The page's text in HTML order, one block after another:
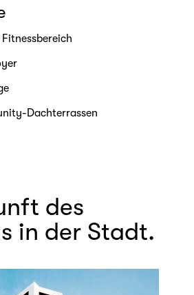
Dachterrassen
des
in der Stadt.